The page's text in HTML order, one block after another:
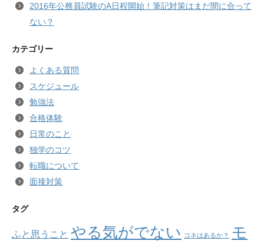
2016年公務員試験のA日程開始！筆記対策はまだ間に合って
ない？
カテゴリー
よくある質問
スケジュール
勉強法
合格体験
日常のこと
独学のコツ
転職について
面接対策
タグ
ふと思うこと やる気がでない コネはあるか？
モ